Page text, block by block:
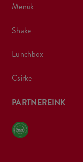
menük
shake
lunchbox
csirke
PARTNEREINK